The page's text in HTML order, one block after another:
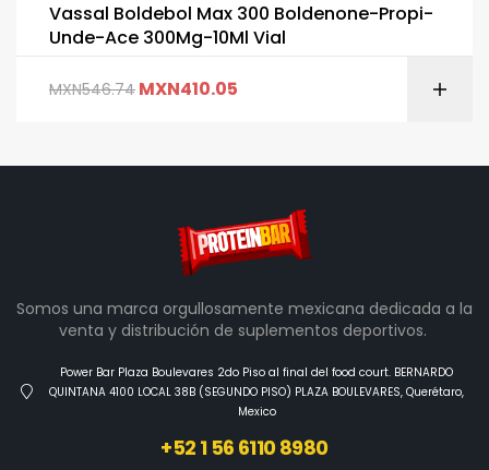
Vassal Boldebol Max 300 Boldenone-Propi-
Unde-Ace 300Mg-10Ml Vial
MXN546.74 MXN410.05
Somos una marca orgullosamente mexicana dedicada a la
venta y distribución de suplementos deportivos.
Power Bar Plaza Boulevares 2do Piso al final del food court. BERNARDO
QUINTANA 4100 LOCAL 38B (SEGUNDO PISO) PLAZA BOULEVARES, Querétaro,
Mexico
+52 1 56 6110 8980